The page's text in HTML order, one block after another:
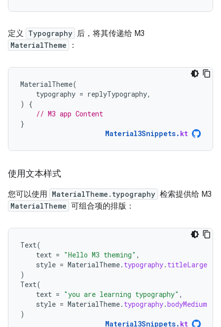
定义 Typography 后，将其传递给 M3
MaterialTheme ：
MaterialTheme(
typography = replyTypography,
)
{
// M3 app Content
}
Material3Snippets. kt
使用文本样式
您可以使用 MaterialTheme.typography 检索提供给 M3
MaterialTheme 可组合项的排版：
Text(
text = "Hello M3 theming" ,
style = MaterialTheme. typography. titleLarge
)
Text(
text = "you are learning typography" ,
style = MaterialTheme. typography.bodyMedium
)
Material3Snippets. kt